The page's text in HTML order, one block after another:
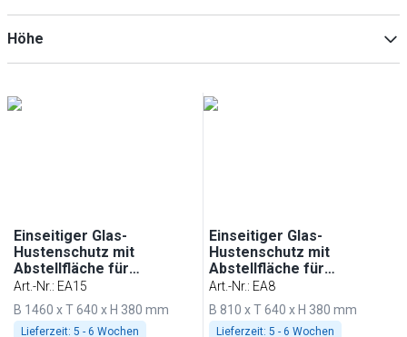
Höhe
Einseitiger Glas-
Hustenschutz mit
Abstellfläche für
Einbautheken - 1500mm -
für BA156, WA156, KA156,
PA156 & EA156
Art.-Nr.: EA15
B 1460 x T 640 x H 380 mm
Lieferzeit: 5 - 6 Wochen
Einseitiger Glas-
Hustenschutz mit
Abstellfläche für
Einbautheken - 800mm -
für BA86, WA86, KA86,
PA86 & EA86
Art.-Nr.: EA8
B 810 x T 640 x H 380 mm
Lieferzeit: 5 - 6 Wochen